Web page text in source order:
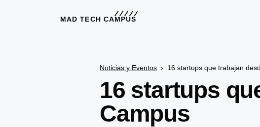
MAD TECH CAMPUS
Noticias y Eventos › 16 startups que trabajan
16 startups
Campus